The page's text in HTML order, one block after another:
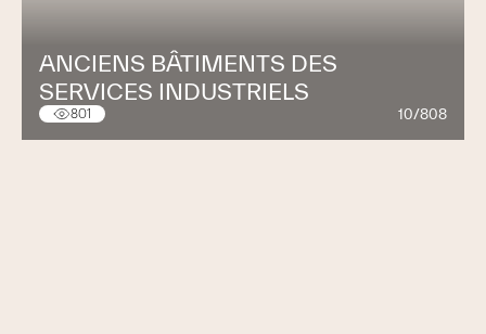
ANCIENS BÂTIMENTS DES
SERVICES INDUSTRIELS
801 10/808